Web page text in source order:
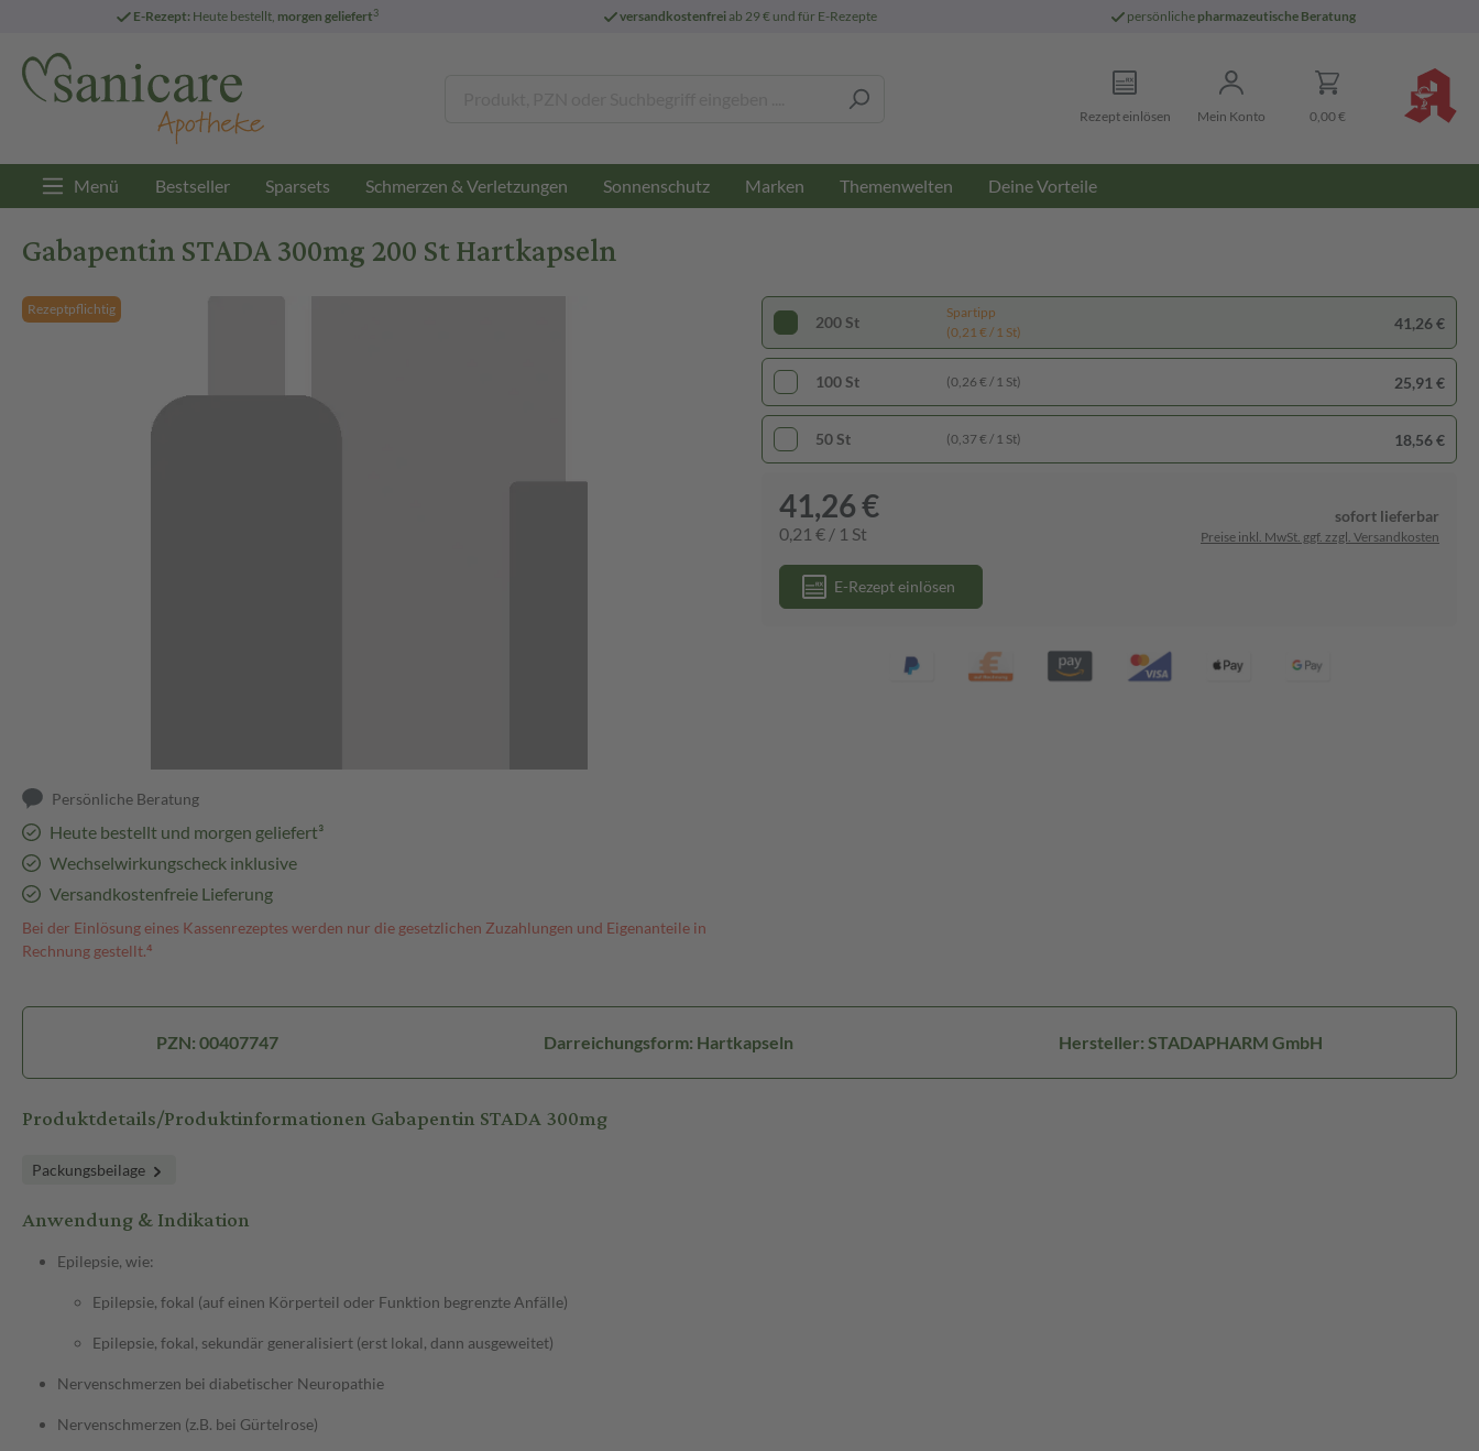
E-Rezept: Heute bestellt, morgen geliefert3 versandkostenfreiab 29 € und für E-Rezepte persönliche pharmazeutische Beratung
Rezept einlösen Mein Konto 0,00 €
Menü Bestseller Sparsets Schmerzen & Verletzungen Sonnenschutz Marken Themenwelten Deine Vorteile
Gabapentin STADA 300mg 200 St Hartkapseln
Rezeptpflichtig
Persönliche Beratung
Heute bestellt und morgen geliefert³
Wechselwirkungscheck inklusive
Versandkostenfreie Lieferung
Bei der Einlösung eines Kassenrezeptes werden nur die gesetzlichen Zuzahlungen und Eigenanteile in
Rechnung gestellt.⁴
200 St
Spartipp
(0,21 € / 1 St)
41,26 €
100 St (0,26 € / 1 St) 25,91 €
50 St (0,37 € / 1 St) 18,56 €
41,26 €
0,21 € / 1 St
sofort lieferbar
Preise inkl. MwSt. ggf. zzgl. Versandkosten
E-Rezept einlösen
PZN: 00407747 Darreichungsform: Hartkapseln Hersteller: STADAPHARM GmbH
Produktdetails/Produktinformationen Gabapentin STADA 300mg
Packungsbeilage
Anwendung & Indikation
Epilepsie, wie:
Epilepsie, fokal (auf einen Körperteil oder Funktion begrenzte Anfälle)
Epilepsie, fokal, sekundär generalisiert (erst lokal, dann ausgeweitet)
Nervenschmerzen bei diabetischer Neuropathie
Nervenschmerzen (z.B. bei Gürtelrose)